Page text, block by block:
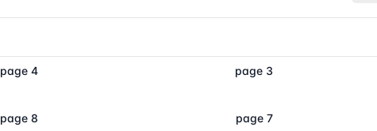
page 3
page 4
page 7
page 8